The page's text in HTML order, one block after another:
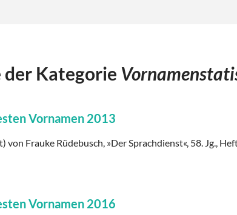
Kategorie
Vornamen 2013
von Frauke Rüdebusch, »Der Sprachdienst«, 58. Jg.,
Vornamen 2016